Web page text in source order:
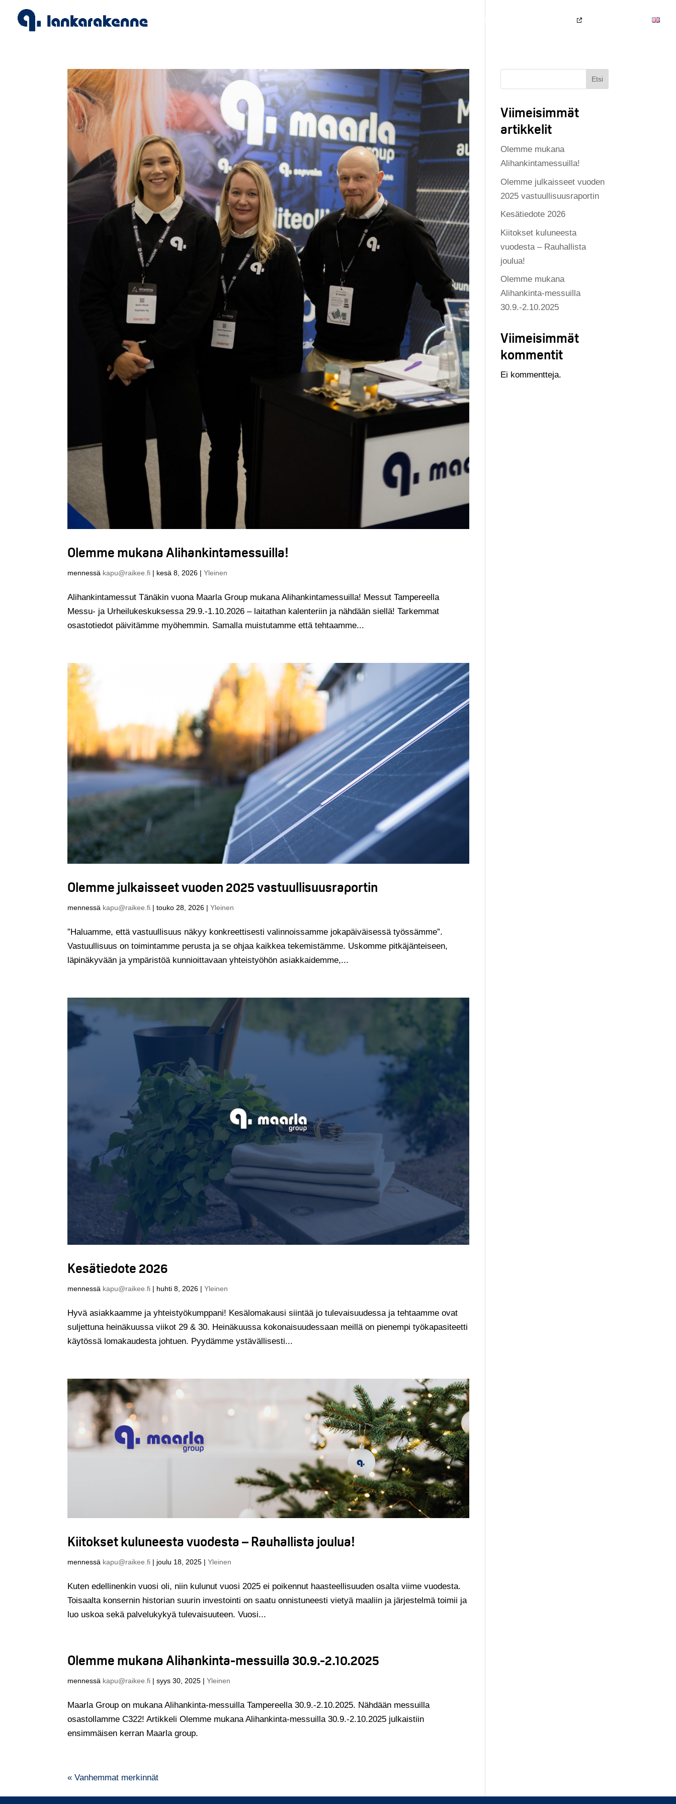
Tuotteet
Olemme mukana Alihankintamessuilla!
mennessä kapu@raikee.fi | kesä 8, 2026 |Yleinen
Alihankintamessut Tänäkin vuona Maarla Group mukana Alihankintamessuilla! Messut Tampereella
Messu- ja Urheilukeskuksessa 29.9.-1.10.2026 – laitathan kalenteriin ja nähdään siellä! Tarkemmat
osastotiedot päivitämme myöhemmin. Samalla muistutamme että tehtaamme...
Olemme julkaisseet vuoden 2025 vastuullisuusraportin
mennessä kapu@raikee.fi |touko 28, 2026 |Yleinen
”Haluamme, että vastuullisuus näkyy konkreettisesti valinnoissamme jokapäiväisessä työssämme”.
Vastuullisuus on toimintamme perusta ja se ohjaa kaikkea tekemistämme. Uskomme pitkäjänteiseen,
läpinäkyvään ja ympäristöä kunnioittavaan yhteistyöhön asiakkaidemme,...
Kesätiedote 2026
mennessä kapu@raikee.fi | huhti 8, 2026 |Yleinen
Hyvä asiakkaamme ja yhteistyökumppani! Kesälomakausi siintää jo tulevaisuudessa ja tehtaamme ovat
suljettuna heinäkuussa viikot 29 & 30. Heinäkuussa kokonaisuudessaan meillä on pienempi työkapasiteetti
käytössä lomakaudesta johtuen. Pyydämme ystävällisesti...
Kiitokset kuluneesta vuodesta – Rauhallista joulua!
mennessä kapu@raikee.fi | joulu 18, 2025 |Yleinen
Kuten edellinenkin vuosi oli, niin kulunut vuosi 2025 ei poikennut haasteellisuuden osalta viime vuodesta.
Toisaalta konsernin historian suurin investointi on saatu onnistuneesti vietyä maaliin ja järjestelmä toimii ja
luo uskoa sekä palvelukykyä tulevaisuuteen. Vuosi...
Olemme mukana Alihankinta-messuilla 30.9.-2.10.2025
mennessä kapu@raikee.fi |syys 30, 2025 |Yleinen
Maarla Group on mukana Alihankinta-messuilla Tampereella 30.9.-2.10.2025. Nähdään messuilla
osastollamme C322! Artikkeli Olemme mukana Alihankinta-messuilla 30.9.-2.10.2025 julkaistiin
ensimmäisen kerran Maarla group.
« Vanhemmat merkinnät
Etsi
Viimeisimmät
artikkelit
Olemme mukana
Alihankintamessuilla!
Olemme julkaisseet vuoden
2025 vastuullisuusraportin
Kesätiedote 2026
Kiitokset kuluneesta
vuodesta – Rauhallista
joulua!
Olemme mukana
Alihankinta-messuilla
30.9.-2.10.2025
Viimeisimmät
kommentit
Ei kommentteja.